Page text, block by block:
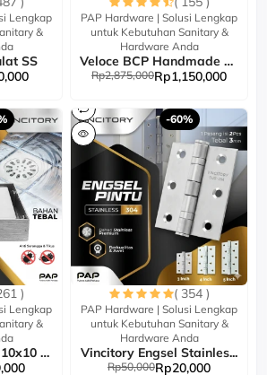
Lengkap
&
SS
PAP Hardware | Solusi Lengkap
untuk Kebutuhan Sanitary &
Hardware Anda
Veloce BCP Handmade SET 8...
Rp2,875,000Rp1,150,000
)
Lengkap
&
Vincitory Afur XL 10x10 H...
-60%
( 354 )
PAP Hardware | Solusi Lengkap
untuk Kebutuhan Sanitary &
Hardware Anda
Vincitory Engsel Stainles...
Rp50,000Rp20,000